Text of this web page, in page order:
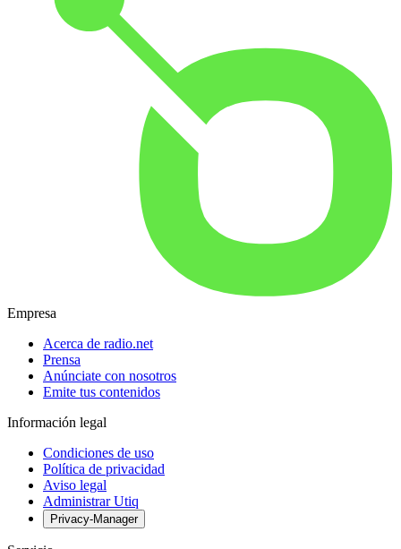
Empresa
Acerca de radio.net
Prensa
Anúnciate con nosotros
Emite tus contenidos
Información legal
Condiciones de uso
Política de privacidad
Aviso legal
Administrar Utiq
Privacy-Manager